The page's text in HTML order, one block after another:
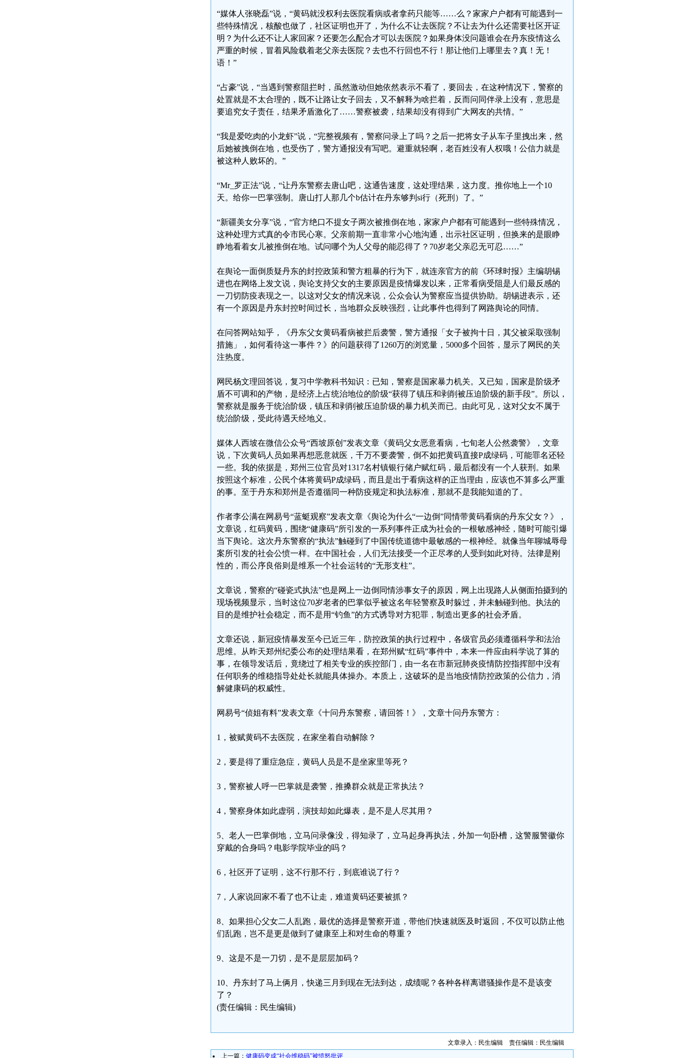
“媒体人张晓磊”说，“黄码就没权利去医院看病或者拿药只能等……么？家家户户都有可能遇到一
些特殊情况，核酸也做了，社区证明也开了，为什么不让去医院？不让去为什么还需要社区开证
明？为什么还不让人家回家？还要怎么配合才可以去医院？如果身体没问题谁会在丹东疫情这么
严重的时候，冒着风险载着老父亲去医院？去也不行回也不行！那让他们上哪里去？真！无！
语！”
“占豪”说，“当遇到警察阻拦时，虽然激动但她依然表示不看了，要回去，在这种情况下，警察的
处置就是不太合理的，既不让路让女子回去，又不解释为啥拦着，反而问同伴录上没有，意思是
要追究女子责任，结果矛盾激化了……警察被袭，结果却没有得到广大网友的共情。”
“我是爱吃肉的小龙虾”说，“完整视频有，警察问录上了吗？之后一把将女子从车子里拽出来，然
后她被拽倒在地，也受伤了，警方通报没有写吧。避重就轻啊，老百姓没有人权哦！公信力就是
被这种人败坏的。”
“Mr_罗正法”说，“让丹东警察去唐山吧，这通告速度，这处理结果，这力度。推你地上一个10
天。给你一巴掌强制。唐山打人那几个b估计在丹东够判si行（死刑）了。”
“新疆美女分享”说，“官方绝口不提女子两次被推倒在地，家家户户都有可能遇到一些特殊情况，
这种处理方式真的令市民心寒。父亲前期一直非常小心地沟通，出示社区证明，但换来的是眼睁
睁地看着女儿被推倒在地。试问哪个为人父母的能忍得了？70岁老父亲忍无可忍……”
在舆论一面倒质疑丹东的封控政策和警方粗暴的行为下，就连亲官方的前《环球时报》主编胡锡
进也在网络上发文说，舆论支持父女的主要原因是疫情爆发以来，正常看病受阻是人们最反感的
一刀切防疫表现之一。以这对父女的情况来说，公众会认为警察应当提供协助。胡锡进表示，还
有一个原因是丹东封控时间过长，当地群众反映强烈，让此事件也得到了网路舆论的同情。
在问答网站知乎，《丹东父女黄码看病被拦后袭警，警方通报「女子被拘十日，其父被采取强制
措施」，如何看待这一事件？》的问题获得了1260万的浏览量，5000多个回答，显示了网民的关
注热度。
网民杨文理回答说，复习中学教科书知识：已知，警察是国家暴力机关。又已知，国家是阶级矛
盾不可调和的产物，是经济上占统治地位的阶级“获得了镇压和剥削被压迫阶级的新手段”。所以，
警察就是服务于统治阶级，镇压和剥削被压迫阶级的暴力机关而已。由此可见，这对父女不属于
统治阶级，受此待遇天经地义。
媒体人西坡在微信公众号“西坡原创”发表文章《黄码父女恶意看病，七旬老人公然袭警》，文章
说，下次黄码人员如果再想恶意就医，千万不要袭警，倒不如把黄码直接P成绿码，可能罪名还轻
一些。我的依据是，郑州三位官员对1317名村镇银行储户赋红码，最后都没有一个人获刑。如果
按照这个标准，公民个体将黄码P成绿码，而且是出于看病这样的正当理由，应该也不算多么严重
的事。至于丹东和郑州是否遵循同一种防疫规定和执法标准，那就不是我能知道的了。
作者李公满在网易号“蓝蜓观察”发表文章《舆论为什么“一边倒”同情带黄码看病的丹东父女？》，
文章说，红码黄码，围绕“健康码”所引发的一系列事件正成为社会的一根敏感神经，随时可能引爆
当下舆论。这次丹东警察的“执法”触碰到了中国传统道德中最敏感的一根神经。就像当年聊城辱母
案所引发的社会公愤一样。在中国社会，人们无法接受一个正尽孝的人受到如此对待。法律是刚
性的，而公序良俗则是维系一个社会运转的“无形支柱”。
文章说，警察的“碰瓷式执法”也是网上一边倒同情涉事女子的原因，网上出现路人从侧面拍摄到的
现场视频显示，当时这位70岁老者的巴掌似乎被这名年轻警察及时躲过，并未触碰到他。执法的
目的是维护社会稳定，而不是用“钓鱼”的方式诱导对方犯罪，制造出更多的社会矛盾。
文章还说，新冠疫情暴发至今已近三年，防控政策的执行过程中，各级官员必须遵循科学和法治
思维。从昨天郑州纪委公布的处理结果看，在郑州赋“红码”事件中，本来一件应由科学说了算的
事，在领导发话后，竟绕过了相关专业的疾控部门，由一名在市新冠肺炎疫情防控指挥部中没有
任何职务的维稳指导处处长就能具体操办。本质上，这破坏的是当地疫情防控政策的公信力，消
解健康码的权威性。
网易号“侦姐有料”发表文章《十问丹东警察，请回答！》，文章十问丹东警方：
1，被赋黄码不去医院，在家坐着自动解除？
2，要是得了重症急症，黄码人员是不是坐家里等死？
3，警察被人呼一巴掌就是袭警，推搡群众就是正常执法？
4，警察身体如此虚弱，演技却如此爆表，是不是人尽其用？
5、老人一巴掌倒地，立马问录像没，得知录了，立马起身再执法，外加一句卧槽，这警服警徽你
穿戴的合身吗？电影学院毕业的吗？
6，社区开了证明，这不行那不行，到底谁说了行？
7，人家说回家不看了也不让走，难道黄码还要被抓？
8、如果担心父女二人乱跑，最优的选择是警察开道，带他们快速就医及时返回，不仅可以防止他
们乱跑，岂不是更是做到了健康至上和对生命的尊重？
9、这是不是一刀切，是不是层层加码？
10、丹东封了马上俩月，快递三月到现在无法到达，成绩呢？各种各样离谱骚操作是不是该变
了？
(责任编辑：民生编辑)
文章录入：民生编辑 责任编辑：民生编辑
上一篇： 健康码变成“社会维稳码”被愤怒批评